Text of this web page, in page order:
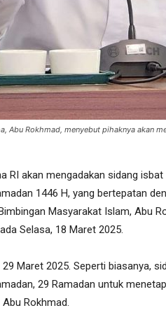
Abu Rokhmad, menyebut pihaknya akan
RI akan mengadakan sidang
1446 H, yang bertepatan
Masyarakat Islam, Abu
Selasa, 18 Maret 2025.
Maret 2025. Seperti biasanya,
29 Ramadan untuk
Rokhmad.